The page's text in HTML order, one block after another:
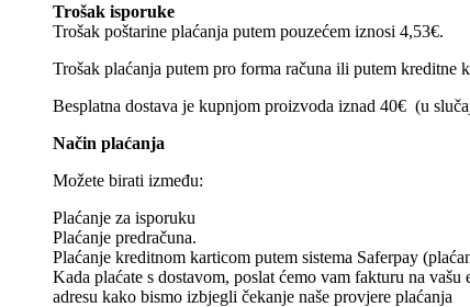
Trošak isporuke
Trošak poštarine plaćanja putem pouzećem iznosi 4,53€.
Trošak plaćanja putem pro forma računa ili putem kreditne
Besplatna dostava je kupnjom proizvoda iznad 40€ (u
Način plaćanja
Možete birati između:
Plaćanje za isporuku
Plaćanje predračuna.
Plaćanje kreditnom karticom putem sistema Saferpay
Kada plaćate s dostavom, poslat ćemo vam fakturu na
adresu kako bismo izbjegli čekanje naše provjere plaćanja